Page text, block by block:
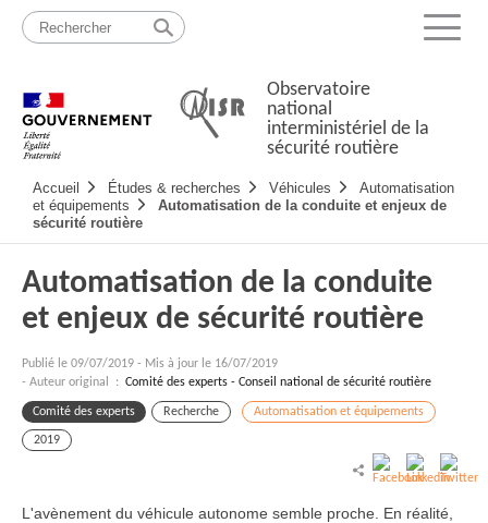
Passer
contenu
Menu
Observatoire
national
interministériel de la
sécurité routière
principale
Accueil Études & recherches Véhicules
Automatisation
et équipements
Automatisation de la conduite et enjeux de
sécurité routière
Automatisation de la conduite
et enjeux de sécurité routière
Publié le 09/07/2019 - Mis à jour le 16/07/2019
- Auteur original : Comité des experts - Conseil national de sécurité routière
Comité des experts Recherche Automatisation et équipements
2019
L'avènement du véhicule autonome semble proche. En réalité,